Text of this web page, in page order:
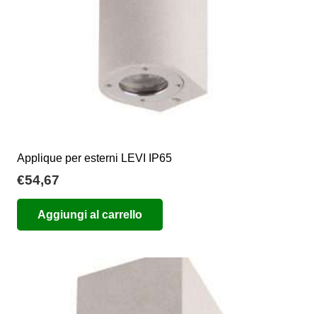
Applique per esterni LEVI IP65
€54,67
Aggiungi al carrello